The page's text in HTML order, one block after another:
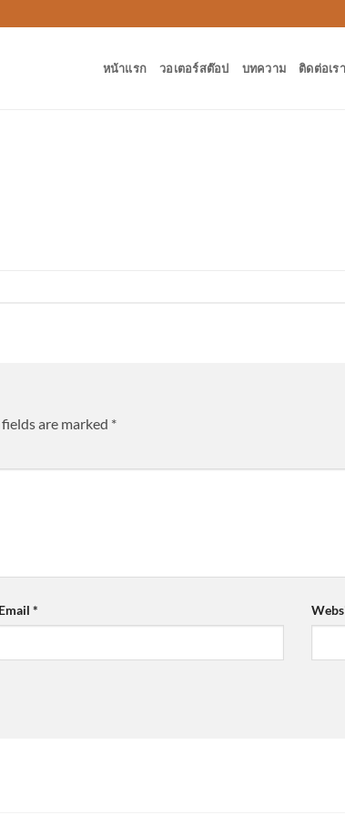
หน้าแรก วอเตอร์สต๊อป บทความ ติดต่อเรา
are marked *
Email*